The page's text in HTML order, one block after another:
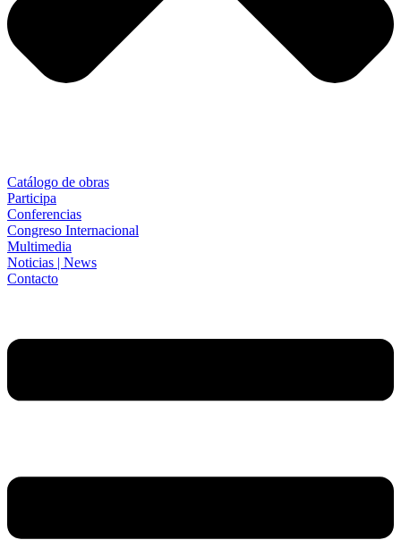
Catálogo de obras
Participa
Conferencias
Congreso Internacional
Multimedia
Noticias | News
Contacto